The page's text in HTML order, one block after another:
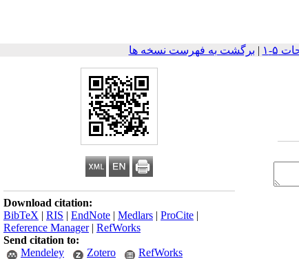
| برگشت به فهرست نسخه ها
Download citation:
BibTeX | RIS | EndNote | Medlars | ProCite |
Reference Manager| RefWorks
Send citation to:
Mendeley
Zotero RefWorks